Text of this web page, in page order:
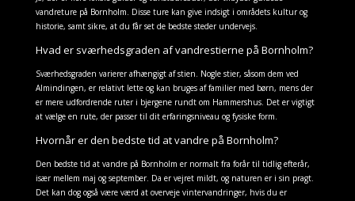
vandreture på Bornholm. Disse ture kan give indsigt i områdets kultur og
historie, samt sikre, at du får set de bedste steder undervejs.
Hvad er sværhedsgraden af vandrestierne på Bornholm?
Sværhedsgraden varierer afhængigt af stien. Nogle stier, såsom dem ved
Almindingen, er relativt lette og kan bruges af familier med børn, mens der
er mere udfordrende ruter i bjergene rundt om Hammershus. Det er vigtigt
at vælge en rute, der passer til dit erfaringsniveau og fysiske form.
Hvornår er den bedste tid at vandre på Bornholm?
Den bedste tid at vandre på Bornholm er normalt fra forår til tidlig efterår,
især mellem maj og september. Da er vejret mildt, og naturen er i sin pragt.
Det kan dog også være værd at overveje vintervandringer, hvis du er